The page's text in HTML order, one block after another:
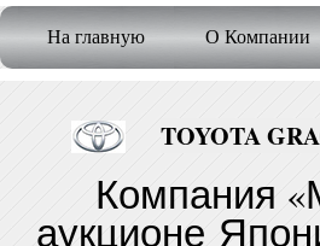
На главную О Компании
TOYOTA
Компания
аукционе